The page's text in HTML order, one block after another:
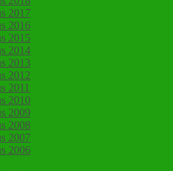
2017
2016
2015
2014
2013
2012
2011
2010
2009
2008
2007
2006